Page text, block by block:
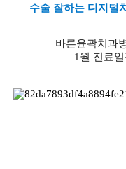
수술 잘하는 디지털
바른윤곽치과
1월 진료